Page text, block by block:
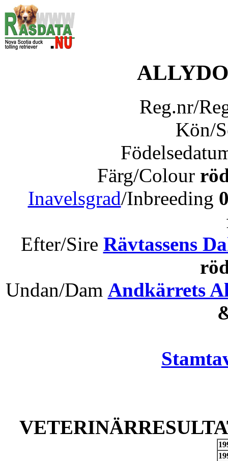
Reg.nr/
Kön/
Färg/Colour
Inavelsgrad/Inbreeding
Efter/Sire Rävtassens
Undan/Dam Andkärrets